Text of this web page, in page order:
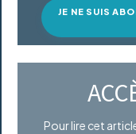
JE NE SUIS
Pour lire cet